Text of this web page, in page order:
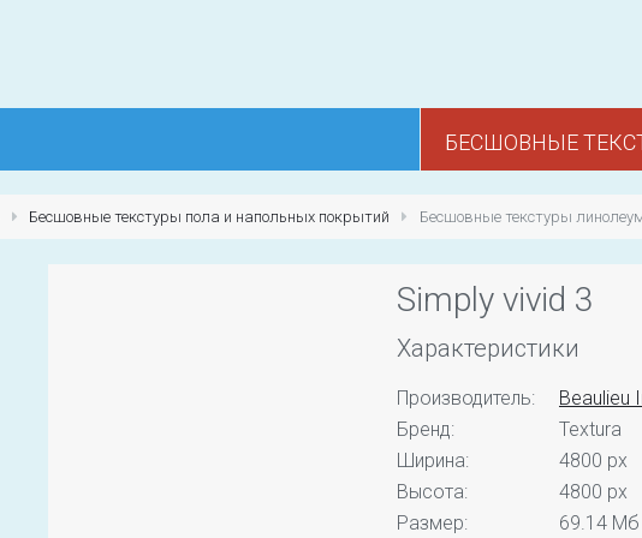
БЕСШОВНЫЕ
Бесшовные текстуры пола и напольных покрытий Бесшовные текстуры
Simply vivid 3
Характеристики
Производитель:
Beaulieu
Бренд:
Textura
Ширина:
4800 px
Высота:
4800 px
Размер:
69.14 Мб